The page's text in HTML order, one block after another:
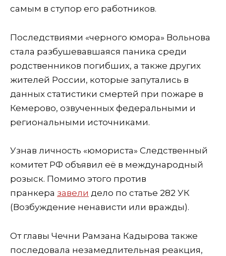
самым в ступор его работников.
Последствиями «черного юмора» Вольнова
стала разбушевавшаяся паника среди
родственников погибших, а также других
жителей России, которые запутались в
данных статистики смертей при пожаре в
Кемерово, озвученных федеральными и
региональными источниками.
Узнав личность «юмориста» Следственный
комитет РФ объявил её в международный
розыск. Помимо этого против
пранкера завели дело по статье 282 УК
(Возбуждение ненависти или вражды).
От главы Чечни Рамзана Кадырова также
последовала незамедлительная реакция,